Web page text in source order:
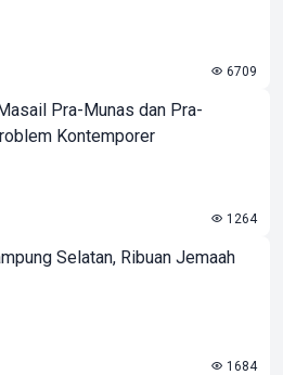
6709
Pra-Munas dan Pra-
Kontemporer
1264
Selatan, Ribuan Jemaah
1684